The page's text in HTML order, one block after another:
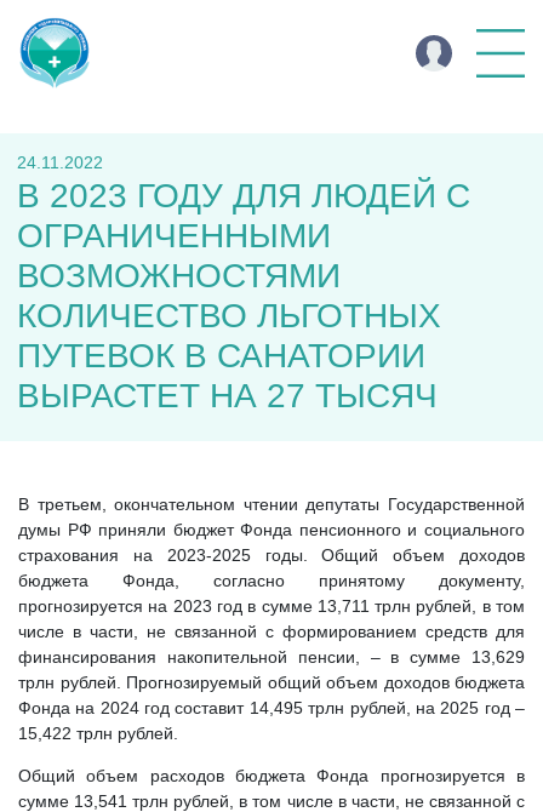
24.11.2022
В 2023 ГОДУ ДЛЯ ЛЮДЕЙ С
ОГРАНИЧЕННЫМИ
ВОЗМОЖНОСТЯМИ
КОЛИЧЕСТВО ЛЬГОТНЫХ
ПУТЕВОК В САНАТОРИИ
ВЫРАСТЕТ НА 27 ТЫСЯЧ
В третьем, окончательном чтении депутаты Государственной
думы РФ приняли бюджет Фонда пенсионного и социального
страхования на 2023-2025 годы. Общий объем доходов
бюджета Фонда, согласно принятому документу,
прогнозируется на 2023 год в сумме 13,711 трлн рублей, в том
числе в части, не связанной с формированием средств для
финансирования накопительной пенсии, – в сумме 13,629
трлн рублей. Прогнозируемый общий объем доходов бюджета
Фонда на 2024 год составит 14,495 трлн рублей, на 2025 год –
15,422 трлн рублей.
Общий объем расходов бюджета Фонда прогнозируется в
сумме 13,541 трлн рублей, в том числе в части, не связанной с